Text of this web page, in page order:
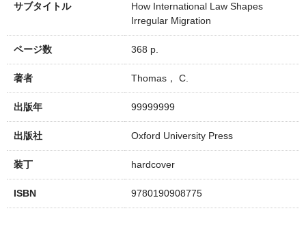
サブタイトル
How International Law Shapes
Irregular Migration
ページ数 368 p.
著者 Thomas， C.
出版年 99999999
出版社 Oxford University Press
装丁 hardcover
ISBN 9780190908775